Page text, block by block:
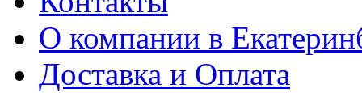
О компании в
Доставка и Оплата